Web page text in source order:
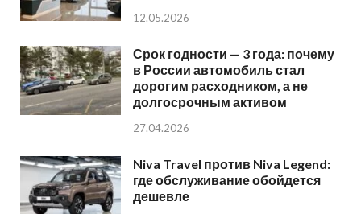
12.05.2026
Срок годности — 3 года: почему
в России автомобиль стал
дорогим расходником, а не
долгосрочным активом
27.04.2026
Niva Travel против Niva Legend:
где обслуживание обойдется
дешевле